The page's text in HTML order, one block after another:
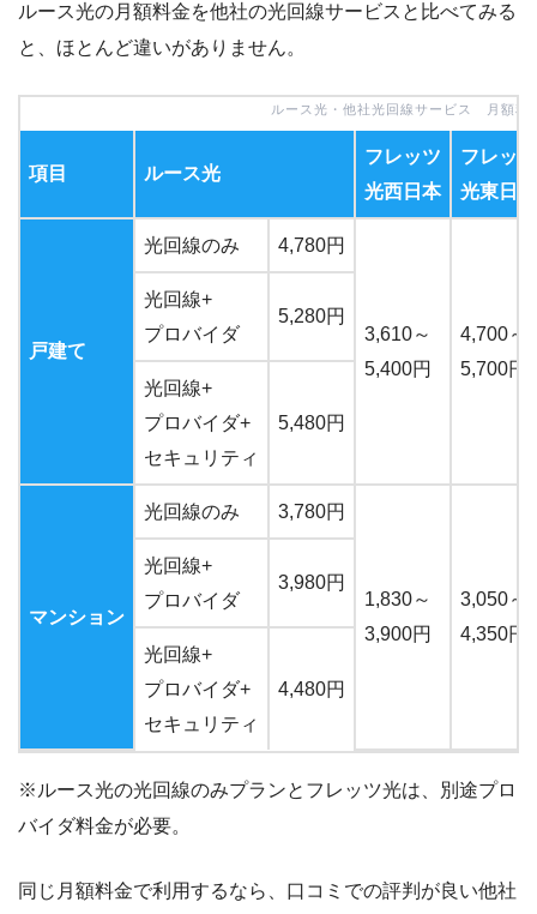
ルース光の月額料金を他社の光回線サービスと比べてみる
と、ほとんど違いがありません。
ルース光・他社光回線サービス 月額料
項目 ルース光
フレッツ
光西日本
フレッツ
光東日本
戸建て
光回線のみ 4,780円
3,610～
5,400円
4,700～
5,700円
光回線+
プロバイダ
5,280円
光回線+
プロバイダ+
セキュリティ
5,480円
マンション
光回線のみ 3,780円
1,830～
3,900円
3,050～
4,350円
光回線+
プロバイダ
3,980円
光回線+
プロバイダ+
セキュリティ
4,480円
※ルース光の光回線のみプランとフレッツ光は、別途プロ
バイダ料金が必要。
同じ月額料金で利用するなら、口コミでの評判が良い他社